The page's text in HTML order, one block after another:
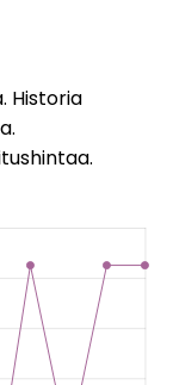
Historia